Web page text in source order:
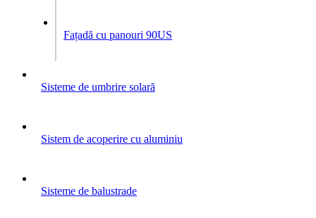
Fațadă cu panouri 90US
Sisteme de umbrire solară
Sistem de acoperire cu aluminiu
Sisteme de balustrade